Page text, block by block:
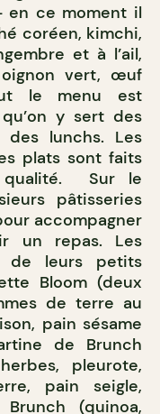
en ce moment il
coréen, kimchi,
et à l’ail,
vert, œuf
le menu est
y sert des
lunchs. Les
plats sont faits
qualité. Sur le
pâtisseries
accompagner
un repas. Les
de leurs petits
Bloom (deux
de terre au
pain sésame
de Brunch
pleurote,
pain seigle,
(quinoa,